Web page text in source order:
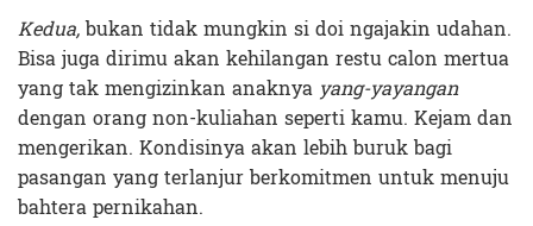
Kedua,bukan tidak mungkin si doi ngajakin udahan.
Bisa juga dirimu akan kehilangan restu calon mertua
yang tak mengizinkan anaknya yang-yayangan
dengan orang non-kuliahan seperti kamu. Kejam dan
mengerikan. Kondisinya akan lebih buruk bagi
pasangan yang terlanjur berkomitmen untuk menuju
bahtera pernikahan.